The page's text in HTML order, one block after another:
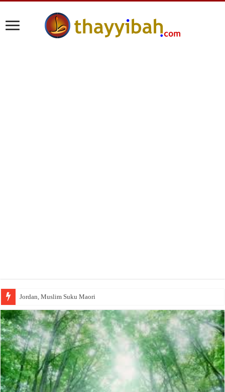
Jordan, Muslim Suku Maori